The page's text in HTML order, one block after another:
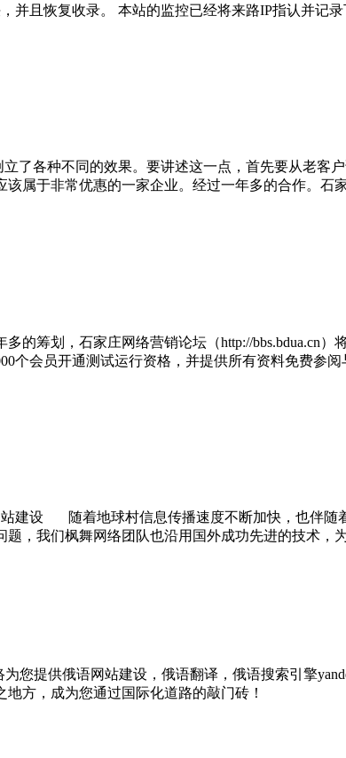
并且恢复收录。 本站的监控已经将来路IP指认并记
了各种不同的效果。要讲述这一点，首先要从老客
属于非常优惠的一家企业。经过一年多的合作。石
的筹划，石家庄网络营销论坛（http://bbs.bdua.cn
个会员开通测试运行资格，并提供所有资料免费参
设 随着地球村信息传播速度不断加快，也伴随
，我们枫舞网络团队也沿用国外成功先进的技术，
提供俄语网站建设，俄语翻译，俄语搜索引擎
地方，成为您通过国际化道路的敲门砖！